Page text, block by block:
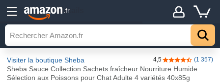
.fr
Visiter la boutique Sheba 4,54,5 sur 5 étoiles
(1 357)
Sheba Sauce Collection Sachets fraîcheur Nourriture Humide
Sélection aux Poissons pour Chat Adulte 4 variétés 40x85g
Détails